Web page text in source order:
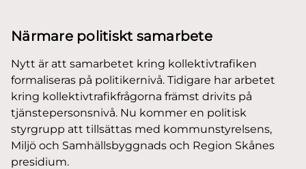
Närmare politiskt samarbete
Nytt är att samarbetet kring kollektivtrafiken
formaliseras på politikernivå. Tidigare har arbetet
kring kollektivtrafikfrågorna främst drivits på
tjänstepersonsnivå. Nu kommer en politisk
styrgrupp att tillsättas med kommunstyrelsens,
Miljö och Samhällsbyggnads och Region Skånes
presidium.